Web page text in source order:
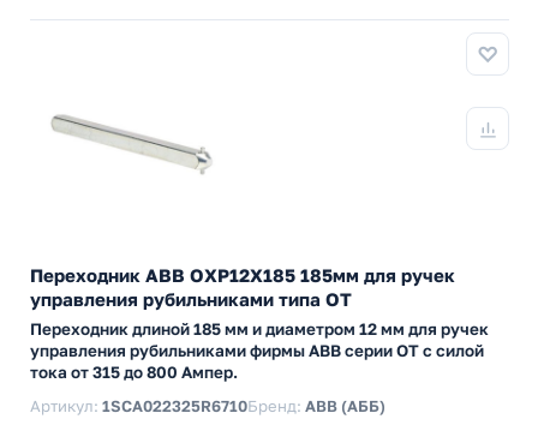
Переходник ABB ОХP12X185 185мм для ручек
управления рубильниками типа ОТ
Переходник длиной 185 мм и диаметром 12 мм для ручек
управления рубильниками фирмы АВВ серии ОТ с силой
тока от 315 до 800 Ампер.
Артикул: 1SCA022325R6710Бренд: ABB (АББ)